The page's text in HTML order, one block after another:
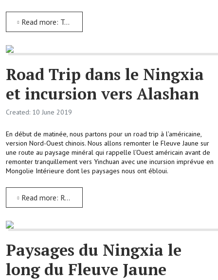
Read more: Tour de vélo dans les rues de Nanjing
Road Trip dans le Ningxia
et incursion vers Alashan
Created: 10 June 2019
En début de matinée, nous partons pour un road trip à l’américaine,
version Nord-Ouest chinois. Nous allons remonter le Fleuve Jaune sur
une route au paysage minéral qui rappelle l’Ouest américain avant de
remonter tranquillement vers Yinchuan avec une incursion imprévue en
Mongolie Intérieure dont les paysages nous ont ébloui.
Read more: Road Trip dans le Ningxia et incursion vers Alashan
Paysages du Ningxia le
long du Fleuve Jaune